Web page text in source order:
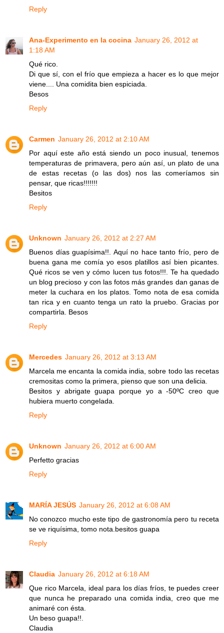
Reply
Ana-Experimento en la cocina January 26, 2012 at
1:18 AM
Qué rico.
Di que sí, con el frío que empieza a hacer es lo que mejor
viene.... Una comidita bien espiciada.
Besos
Reply
Carmen January 26, 2012 at 2:10 AM
Por aquí este año está siendo un poco inusual, tenemos
temperaturas de primavera, pero aún así, un plato de una
de estas recetas (o las dos) nos las comeríamos sin
pensar, que ricas!!!!!!!
Besitos
Reply
Unknown January 26, 2012 at 2:27 AM
Buenos días guapísima!!. Aquí no hace tanto frío, pero de
buena gana me comía yo esos platillos así bien picantes.
Qué ricos se ven y cómo lucen tus fotos!!!. Te ha quedado
un blog precioso y con las fotos más grandes dan ganas de
meter la cuchara en los platos. Tomo nota de esa comida
tan rica y en cuanto tenga un rato la pruebo. Gracias por
compartirla. Besos
Reply
Mercedes January 26, 2012 at 3:13 AM
Marcela me encanta la comida india, sobre todo las recetas
cremositas como la primera, pienso que son una delicia.
Besitos y abrigate guapa porque yo a -50ºC creo que
hubiera muerto congelada.
Reply
Unknown January 26, 2012 at 6:00 AM
Perfetto gracias
Reply
MARÍA JESÚS January 26, 2012 at 6:08 AM
No conozco mucho este tipo de gastronomía pero tu receta
se ve riquísima, tomo nota.besitos guapa
Reply
Claudia January 26, 2012 at 6:18 AM
Que rico Marcela, ideal para los días fríos, te puedes creer
que nunca he preparado una comida india, creo que me
animaré con ésta.
Un beso guapa!!.
Claudia